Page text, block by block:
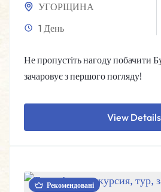
УГОРЩИНА
1 День
Не пропустіть нагоду побачити
зачаровує з першого погляду!
View Details
Рекомендовані